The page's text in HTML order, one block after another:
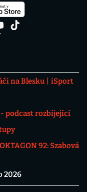
na Blesku
iSport
podcast rozbíjející
OKTAGON 92: Szabová
2026